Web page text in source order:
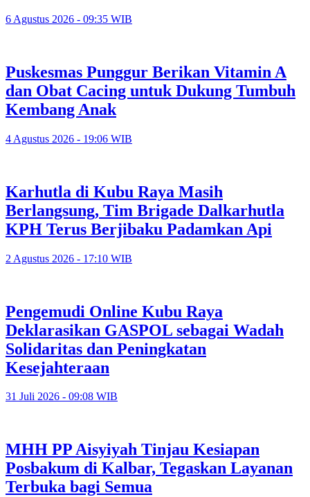
6 Agustus 2026 - 09:35 WIB
Puskesmas Punggur Berikan Vitamin A
dan Obat Cacing untuk Dukung Tumbuh
Kembang Anak
4 Agustus 2026 - 19:06 WIB
Karhutla di Kubu Raya Masih
Berlangsung, Tim Brigade Dalkarhutla
KPH Terus Berjibaku Padamkan Api
2 Agustus 2026 - 17:10 WIB
Pengemudi Online Kubu Raya
Deklarasikan GASPOL sebagai Wadah
Solidaritas dan Peningkatan
Kesejahteraan
31 Juli 2026 - 09:08 WIB
MHH PP Aisyiyah Tinjau Kesiapan
Posbakum di Kalbar, Tegaskan Layanan
Terbuka bagi Semua